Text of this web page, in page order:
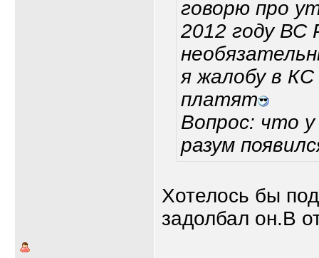
говорю про
2012 году ВС
я жалобу в
платят
Вопрос: что
разум
Хотелось бы
задолбал он.В